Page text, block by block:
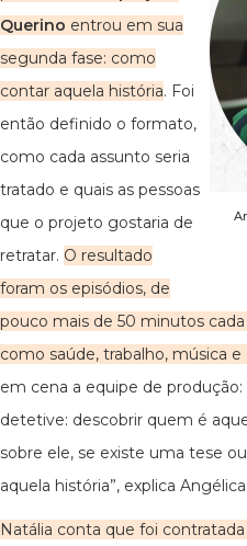
Querino entrou em sua
segunda fase: como
contar aquela história. Foi
então definido o formato,
como cada assunto seria
tratado e quais as pessoas
que o projeto gostaria de
retratar. O resultado
foram os episódios, de
pouco mais de 50 minutos
como saúde, trabalho, música
em cena a equipe de
detetive: descobrir quem é
sobre ele, se existe uma tese
aquela história”, explica Angélica.
Natália conta que foi